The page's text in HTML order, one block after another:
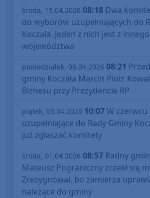
środa, 15.04.2026 08:18 Dwa
do wyborów uzupełniających do
Koczała. Jeden z nich jest z innego
województwa
poniedziałek, 06.04.2026 08:21
gminy Koczała Marcin Piotr
Biznesu przy Prezydencie RP
piątek, 03.04.2026 10:07W
uzupełniające do Rady Gminy
już zgłaszać komitety
środa, 01.04.2026 08:57 Radny
Mateusz Pograniczny zrzekł się
Zrezygnował, bo zamierza
należące do gminy